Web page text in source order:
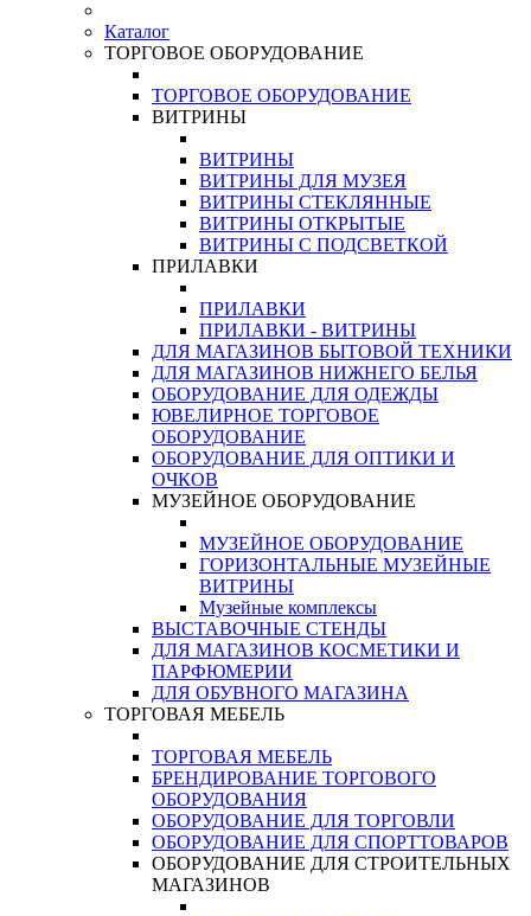
Каталог
ТОРГОВОЕ ОБОРУДОВАНИЕ
ТОРГОВОЕ ОБОРУДОВАНИЕ
ВИТРИНЫ
ВИТРИНЫ
ВИТРИНЫ ДЛЯ МУЗЕЯ
ВИТРИНЫ СТЕКЛЯННЫЕ
ВИТРИНЫ ОТКРЫТЫЕ
ВИТРИНЫ С ПОДСВЕТКОЙ
ПРИЛАВКИ
ПРИЛАВКИ
ПРИЛАВКИ - ВИТРИНЫ
ДЛЯ МАГАЗИНОВ БЫТОВОЙ ТЕХНИКИ
ДЛЯ МАГАЗИНОВ НИЖНЕГО БЕЛЬЯ
ОБОРУДОВАНИЕ ДЛЯ ОДЕЖДЫ
ЮВЕЛИРНОЕ ТОРГОВОЕ
ОБОРУДОВАНИЕ
ОБОРУДОВАНИЕ ДЛЯ ОПТИКИ И
ОЧКОВ
МУЗЕЙНОЕ ОБОРУДОВАНИЕ
МУЗЕЙНОЕ ОБОРУДОВАНИЕ
ГОРИЗОНТАЛЬНЫЕ МУЗЕЙНЫЕ
ВИТРИНЫ
Музейные комплексы
ВЫСТАВОЧНЫЕ СТЕНДЫ
ДЛЯ МАГАЗИНОВ КОСМЕТИКИ И
ПАРФЮМЕРИИ
ДЛЯ ОБУВНОГО МАГАЗИНА
ТОРГОВАЯ МЕБЕЛЬ
ТОРГОВАЯ МЕБЕЛЬ
БРЕНДИРОВАНИЕ ТОРГОВОГО
ОБОРУДОВАНИЯ
ОБОРУДОВАНИЕ ДЛЯ ТОРГОВЛИ
ОБОРУДОВАНИЕ ДЛЯ СПОРТТОВАРОВ
ОБОРУДОВАНИЕ ДЛЯ СТРОИТЕЛЬНЫХ
МАГАЗИНОВ